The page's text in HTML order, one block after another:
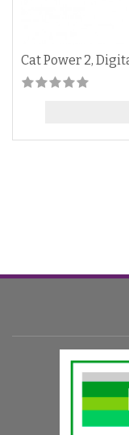
Cat Power 2,